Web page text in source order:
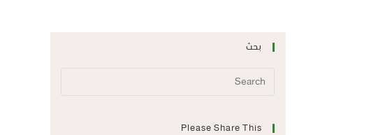
بحث
Please Share This